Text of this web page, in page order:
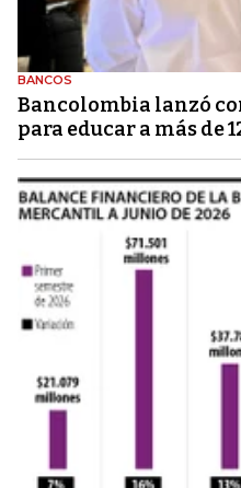
BANCOS
Bancolombia lanzó
para educar a más de